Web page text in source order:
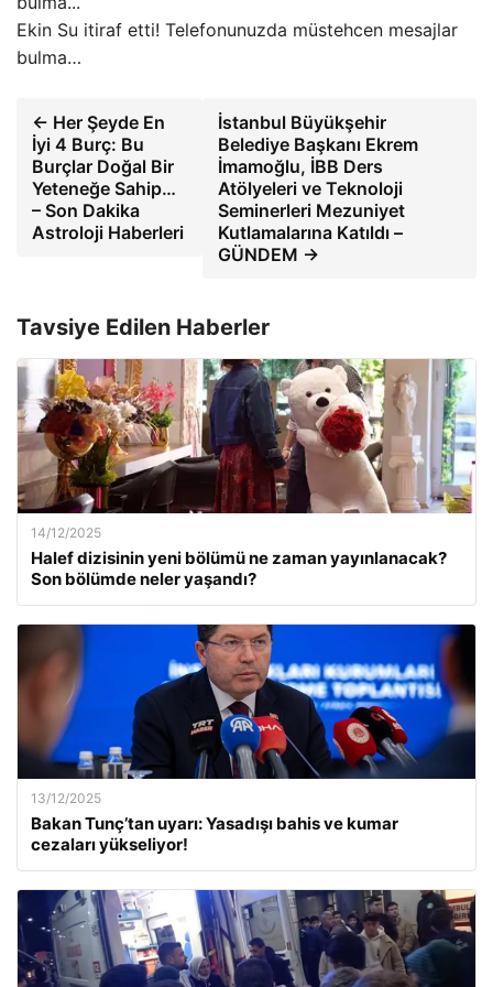
Ekin Su itiraf etti! Telefonunuzda müstehcen mesajlar
bulma…
← Her Şeyde En
İyi 4 Burç: Bu
Burçlar Doğal Bir
Yeteneğe Sahip…
– Son Dakika
Astroloji Haberleri
İstanbul Büyükşehir
Belediye Başkanı Ekrem
İmamoğlu, İBB Ders
Atölyeleri ve Teknoloji
Seminerleri Mezuniyet
Kutlamalarına Katıldı –
GÜNDEM →
Tavsiye Edilen Haberler
14/12/2025
Halef dizisinin yeni bölümü ne zaman yayınlanacak?
Son bölümde neler yaşandı?
13/12/2025
Bakan Tunç’tan uyarı: Yasadışı bahis ve kumar
cezaları yükseliyor!